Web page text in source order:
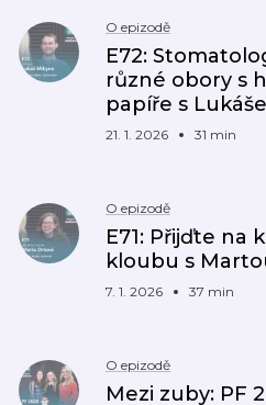
O epizodě
E72:
různé obory s
papíře s
21. 1. 2026 31 min
O epizodě
E71: Přijďte na
kloubu s
7. 1. 2026 37 min
O epizodě
Mezi zuby: PF